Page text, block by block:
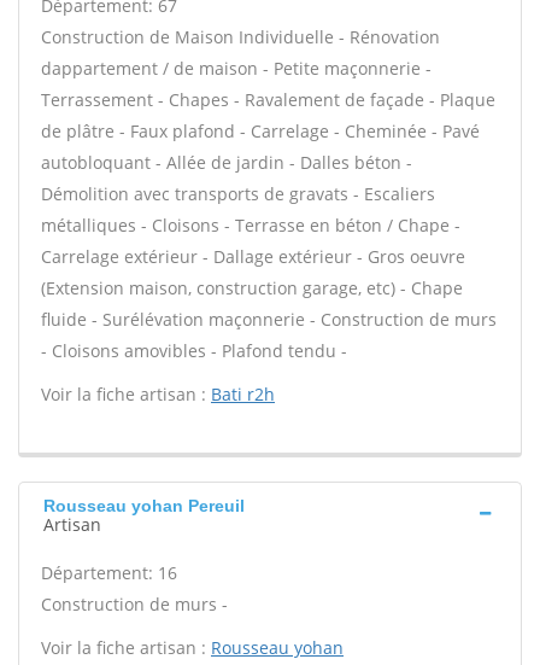
Département: 67
Construction de Maison Individuelle - Rénovation
dappartement / de maison - Petite maçonnerie -
Terrassement - Chapes - Ravalement de façade - Plaque
de plâtre - Faux plafond - Carrelage - Cheminée - Pavé
autobloquant - Allée de jardin - Dalles béton -
Démolition avec transports de gravats - Escaliers
métalliques - Cloisons - Terrasse en béton / Chape -
Carrelage extérieur - Dallage extérieur - Gros oeuvre
(Extension maison, construction garage, etc) - Chape
fluide - Surélévation maçonnerie - Construction de murs
- Cloisons amovibles - Plafond tendu -
Voir la fiche artisan : Bati r2h
Rousseau yohan Pereuil
Artisan
Département: 16
Construction de murs -
Voir la fiche artisan : Rousseau yohan